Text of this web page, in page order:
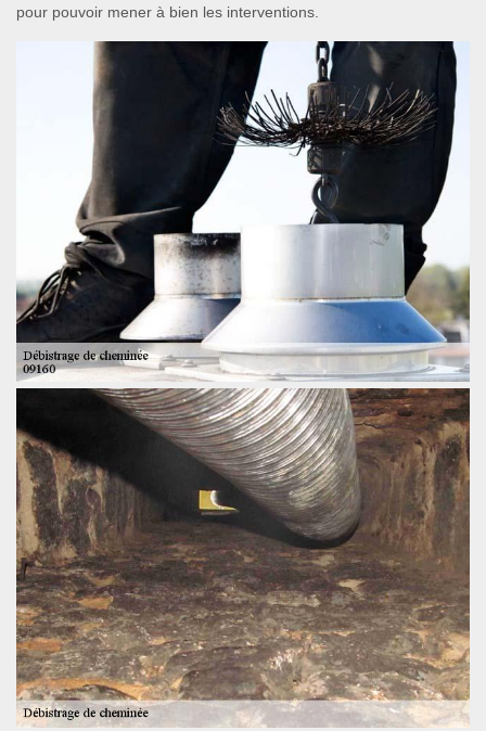
pour pouvoir mener à bien les interventions.